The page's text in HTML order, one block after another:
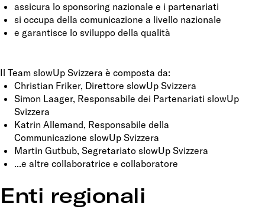
assicura lo sponsoring nazionale e i partenariati
si occupa della comunicazione a livello nazionale
e garantisce lo sviluppo della qualità
Il Team slowUp Svizzera è composta da:
Christian Friker, Direttore slowUp Svizzera
Simon Laager, Responsabile dei Partenariati slowUp
Svizzera
Katrin Allemand, Responsabile della
Communicazione slowUp Svizzera
Martin Gutbub, Segretariato slowUp Svizzera
...e altre collaboratrice e collaboratore
Enti regionali